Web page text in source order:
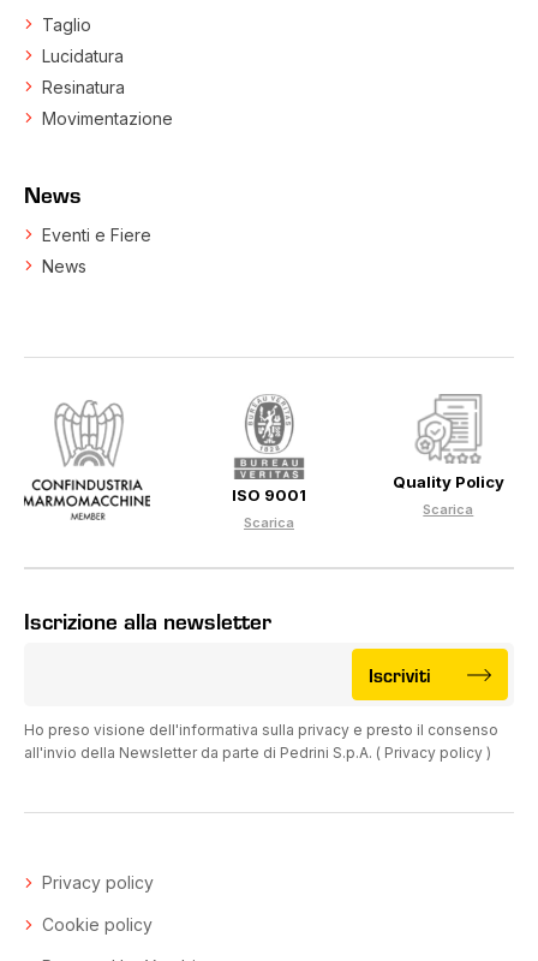
Taglio
Lucidatura
Resinatura
Movimentazione
News
Eventi e Fiere
News
ISO 9001
Scarica
Quality Policy
Scarica
Iscrizione alla newsletter
Ho preso visione dell'informativa sulla privacy e presto il consenso
all'invio della Newsletter da parte di Pedrini S.p.A. ( Privacy policy )
Iscriviti
Privacy policy
Cookie policy